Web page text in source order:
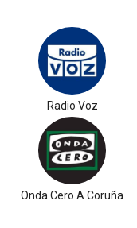
Radio Voz
Onda Cero A Coruña